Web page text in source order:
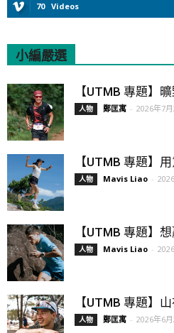
70 Videos
小編嚴選
【UTMB 專題】
人物 鄭匡寓 - 2026年7
【UTMB 專題】
人物 Mavis Liao -
【UTMB 專題】
人物 Mavis Liao -
【UTMB 專題】
人物 鄭匡寓 - 2026年6